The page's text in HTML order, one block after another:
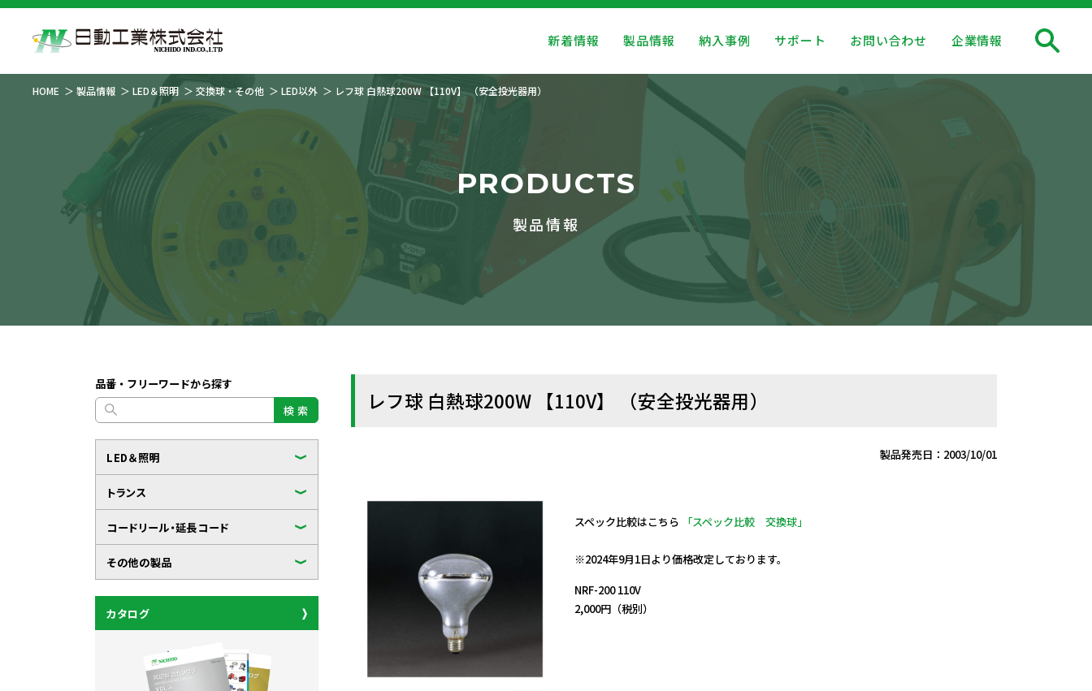
新着情報 製品情報 納入事例 サポート お問い合わせ 企業情報
HOME 製品情報 LED＆照明 交換球・その他 LED以外 レフ球 白熱球200W 【110V】 （安全投光器用）
PRODUCTS
製品情報
品番・フリーワードから探す
検 索
LED＆照明
トランス
コードリール・延長コード
その他の製品
カタログ
レフ球 白熱球200W 【110V】 （安全投光器用）
製品発売日：2003/10/01
スペック比較はこちら
「スペック比較 交換球」
※2024年9月1日より価格改定しております。
NRF-200 110V
2,000円（税別）